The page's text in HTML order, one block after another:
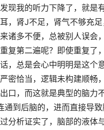
现我的听力下降了，就是
，肾J不足，肾气不够充
诸多不便，总被别人误会
复第二遍呢？即使重复了
，总是会心中明明是这个
密恰当，逻辑未构建顺畅
口，而这就是典型的脑力
到后脑的，进而直接导
分析证实了，脑部的液体